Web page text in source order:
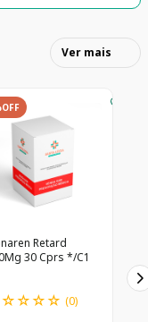
Ver mais
OFF
Retard
30 Cprs */C1
☆☆☆☆ (0)